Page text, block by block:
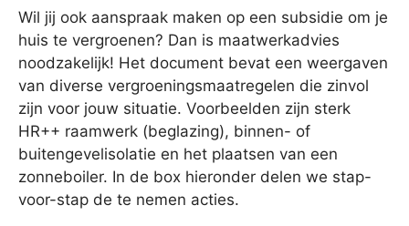
Wil jij ook aanspraak maken op een subsidie om je
huis te vergroenen? Dan is maatwerkadvies
noodzakelijk! Het document bevat een weergaven
van diverse vergroeningsmaatregelen die zinvol
zijn voor jouw situatie. Voorbeelden zijn sterk
HR++ raamwerk (beglazing), binnen- of
buitengevelisolatie en het plaatsen van een
zonneboiler. In de box hieronder delen we stap-
voor-stap de te nemen acties.